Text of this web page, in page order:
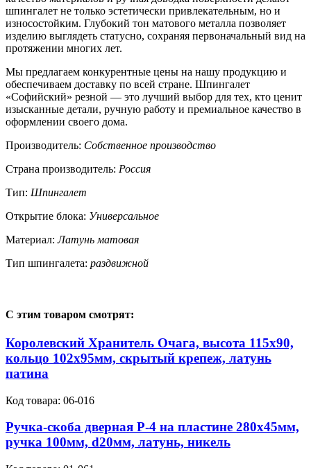
шпингалет не только эстетически привлекательным, но и
износостойким. Глубокий тон матового металла позволяет
изделию выглядеть статусно, сохраняя первоначальный вид на
протяжении многих лет.
Мы предлагаем конкурентные цены на нашу продукцию и
обеспечиваем доставку по всей стране. Шпингалет
«Софийский» резной — это лучший выбор для тех, кто ценит
изысканные детали, ручную работу и премиальное качество в
оформлении своего дома.
Производитель: Собственное производство
Страна производитель: Россия
Тип: Шпингалет
Открытие блока: Универсальное
Материал:Латунь матовая
Тип шпингалета: раздвижной
С этим товаром смотрят:
Королевский Хранитель Очага, высота 115х90,
кольцо 102х95мм, скрытый крепеж, латунь
патина
Код товара: 06-016
Ручка-скоба дверная Р-4 на пластине 280х45мм,
ручка 100мм, d20мм, латунь, никель